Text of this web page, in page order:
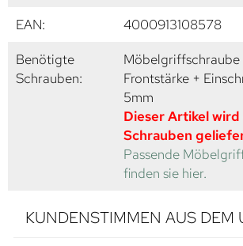
EAN:
4000913108578
Benötigte
Schrauben:
Möbelgriffschraube
Frontstärke +
5mm
Dieser Artikel wird
Schrauben
Passende
finden sie hier.
KUNDENSTIMMEN AUS DEM